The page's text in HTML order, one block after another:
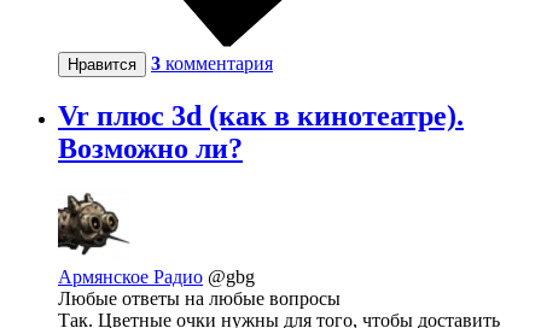
Нравится 3 комментария
Vr плюс 3d (как в кинотеатре).
Возможно ли?
Армянское Радио @gbg
Любые ответы на любые вопросы
Так. Цветные очки нужны для того, чтобы доставить